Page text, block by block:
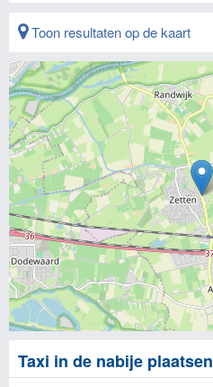
Toon resultaten op de kaart
Taxi in de nabije plaatsen